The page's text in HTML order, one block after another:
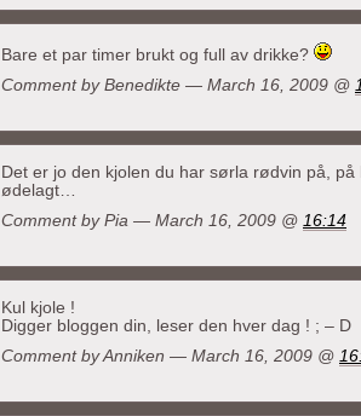
Bare et par timer brukt og full av drikke?
Comment by Benedikte — March 16, 2009 @
Det er jo den kjolen du har sørla rødvin på,
ødelagt…
Comment by Pia — March 16, 2009 @ 16:14
Kul kjole !
Digger bloggen din, leser den hver dag ! ; – D
Comment byAnniken — March 16, 2009 @